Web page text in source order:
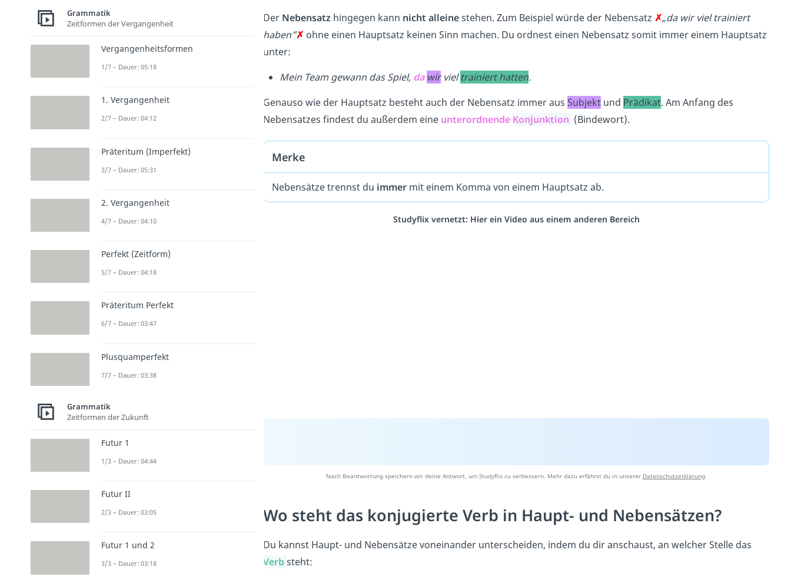
Der Nebensatz hingegen kann nicht alleinestehen. Zum Beispiel würde der Nebensatz ✗„da wir viel trainiert
haben”✗ ohne einen Hauptsatz keinen Sinn machen. Du ordnest einen Nebensatz somit immer einem Hauptsatz
unter:
Mein Team gewann das Spiel, da wirvieltrainiert hatten.
Genauso wie der Hauptsatz besteht auch der Nebensatz immer aus Subjekt und Prädikat. Am Anfang des
Nebensatzes findest du außerdem eine unterordnende Konjunktion (Bindewort).
Merke
Nebensätze trennst du immer mit einem Komma von einem Hauptsatz ab.
Studyflix vernetzt: Hier ein Video aus einem anderen Bereich
Nach Beantwortung speichern wir deine Antwort, um Studyflix zu verbessern. Mehr dazu erfährst du in unserer Datenschutzerklärung.
Wo steht das konjugierte Verb in Haupt- und Nebensätzen?
Du kannst Haupt- und Nebensätze voneinander unterscheiden, indem du dir anschaust, an welcher Stelle das
Verbsteht:
Grammatik
Zeitformen der Vergangenheit
Vergangenheitsformen
1/7 – Dauer: 05:18
1. Vergangenheit
2/7 – Dauer: 04:12
Präteritum (Imperfekt)
3/7 – Dauer: 05:31
2. Vergangenheit
4/7 – Dauer: 04:10
Perfekt (Zeitform)
5/7 – Dauer: 04:18
Präteritum Perfekt
6/7 – Dauer: 03:47
Plusquamperfekt
7/7 – Dauer: 03:38
Grammatik
Zeitformen der Zukunft
Futur 1
1/3 – Dauer: 04:44
Futur II
2/3 – Dauer: 03:05
Futur 1 und 2
3/3 – Dauer: 03:18